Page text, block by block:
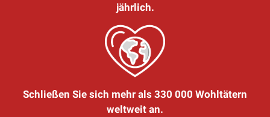
jährlich.
Schließen Sie sich mehr als 330 000 Wohltätern
weltweit an.